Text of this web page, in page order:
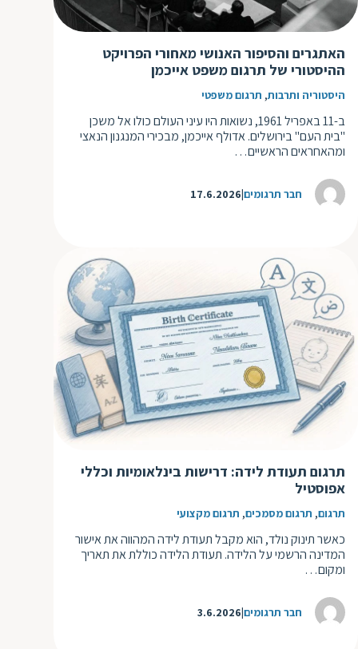
האתגרים והסיפור האנושי מאחורי הפרויקט
ההיסטורי של תרגום משפט אייכמן
היסטוריה ותרבות, תרגום משפטי
ב-11 באפריל 1961, נשואות היו עיני העולם כולו אל משכן
"בית העם" בירושלים. אדולף אייכמן, מבכירי המנגנון הנאצי
ומהאחראים הראשיים…
חבר תרגומים 17.6.2026
תרגום תעודת לידה: דרישות בינלאומיות וכללי
אפוסטיל
תרגום, תרגום מסמכים, תרגום מקצועי
כאשר תינוק נולד, הוא מקבל תעודת לידה המהווה את אישור
המדינה הרשמי על הלידה. תעודת הלידה כוללת את תאריך
ומקום…
חבר תרגומים 3.6.2026